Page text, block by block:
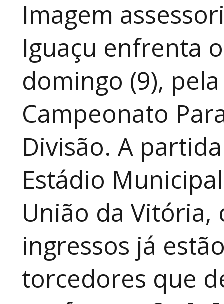
Imagem
Iguaçu enfrenta
domingo (9),
Campeonato
Divisão. A
Estádio
União da Vitória,
ingressos já
torcedores que